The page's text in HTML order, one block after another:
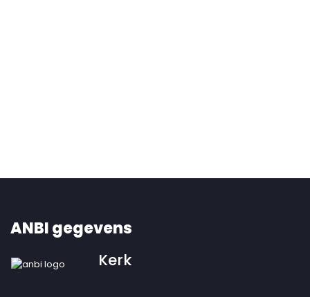
ANBI gegevens
Kerk